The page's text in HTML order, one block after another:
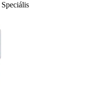
Speciális